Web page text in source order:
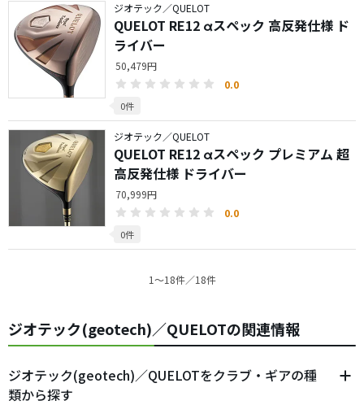
ジオテック／QUELOT
QUELOT RE12 αスペック 高反発仕様 ド
ライバー
50,479円
0.0
0件
ジオテック／QUELOT
QUELOT RE12 αスペック プレミアム 超
高反発仕様 ドライバー
70,999円
0.0
0件
1〜18件／18件
ジオテック(geotech)／QUELOTの関連情報
ジオテック(geotech)／QUELOTをクラブ・ギアの種
類から探す